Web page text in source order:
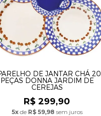
DE JANTAR CHÁ 20
PEÇAS DONNA JARDIM DE
CEREJAS
R$ 299,90
5xde R$ 59,98 sem juros